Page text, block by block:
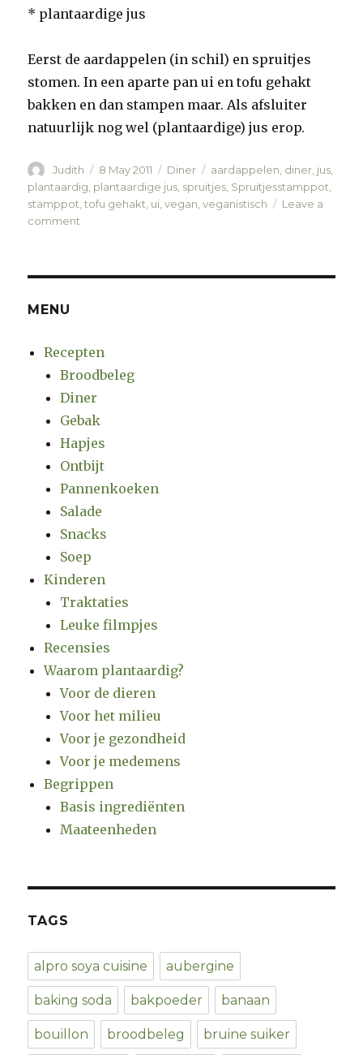
* plantaardige jus
Eerst de aardappelen (in schil) en spruitjes
stomen. In een aparte pan ui en tofu gehakt
bakken en dan stampen maar. Als afsluiter
natuurlijk nog wel (plantaardige) jus erop.
Author
Judith
Posted
on
8 May 2011 Categories
Diner Tags
aardappelen diner jus
plantaardig plantaardige jus spruitjes Spruitjesstamppot
stamppot ,tofu gehakt ui ,vegan ,veganistisch
Leave a
comment
MENU
Recepten
Broodbeleg
Diner
Gebak
Hapjes
Ontbijt
Pannenkoeken
Salade
Snacks
Soep
Kinderen
Traktaties
Leuke filmpjes
Recensies
Waarom plantaardig?
Voor de dieren
Voor het milieu
Voor je gezondheid
Voor je medemens
Begrippen
Basis ingrediënten
Maateenheden
TAGS
alpro soya cuisine aubergine
baking soda bakpoeder banaan
bouillon broodbeleg bruine suiker